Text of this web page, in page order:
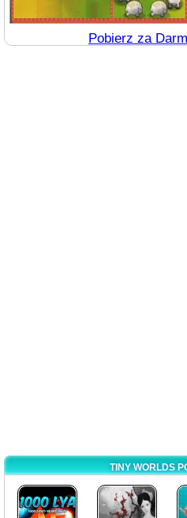
Pobierz za
TINY WORLDS